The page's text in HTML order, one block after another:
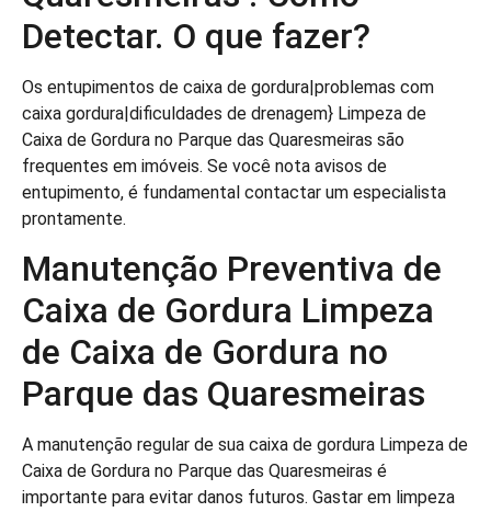
Detectar. O que fazer?
Os entupimentos de caixa de gordura|problemas com
caixa gordura|dificuldades de drenagem} Limpeza de
Caixa de Gordura no Parque das Quaresmeiras são
frequentes em imóveis. Se você nota avisos de
entupimento, é fundamental contactar um especialista
prontamente.
Manutenção Preventiva de
Caixa de Gordura Limpeza
de Caixa de Gordura no
Parque das Quaresmeiras
A manutenção regular de sua caixa de gordura Limpeza de
Caixa de Gordura no Parque das Quaresmeiras é
importante para evitar danos futuros. Gastar em limpeza